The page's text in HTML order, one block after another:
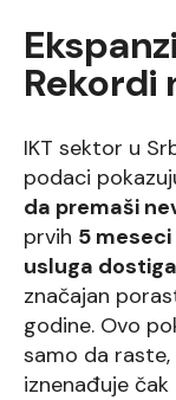
Rekordi
IKT sektor u
podaci
da premaši
prvih 5 meseci
usluga
značajan
godine. Ovo
samo da
iznenađuje